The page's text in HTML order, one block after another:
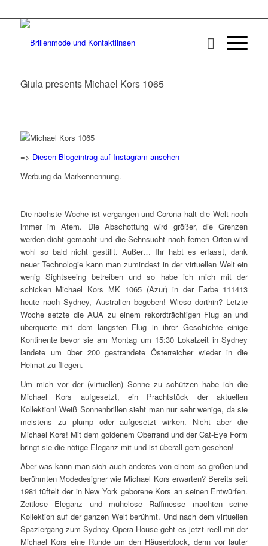
Giula presents Michael Kors 1065
=> Diesen Blogeintrag auf Instagram ansehen
Werbung da Markennennung.
Die nächste Woche ist vergangen und Corona hält die Welt noch
immer im Atem. Die Abschottung wird größer, die Grenzen
werden dicht gemacht und die Sehnsucht nach fernen Orten wird
wohl so bald nicht gestillt. Außer… Ihr habt es erfasst, dank
neuer Technologie kann man zumindest in der virtuellen Welt ein
wenig Sightseeing betreiben und so habe ich mich mit der
schicken Michael Kors MK 1065 (Azur) in der Farbe 111413
heute nach Sydney, Australien begeben! Wieso dorthin? Letzte
Woche setzte die AUA zu einem rekordträchtigen Flug an und
überquerte mit dem längsten Flug in ihrer Geschichte einige
Kontinente bevor sie am Montag um 15:30 Lokalzeit in Sydney
landete um über 200 gestrandete Österreicher wieder in die
Heimat zu fliegen.
Um mich vor der (virtuellen) Sonne zu schützen habe ich die
Michael Kors aufgesetzt, ein Prachtstück der aktuellen
Kollektion! Weiß Sonnenbrillen sieht man nur sehr wenige, da sie
meistens zu plump oder aufgesetzt wirken. Nicht aber die
Michael Kors! Mit dem goldenem Oberrand und der Cat-Eye Form
bringt sie die nötige Eleganz mit und ist überall gern gesehen!
Aber was kann man sich auch anderes von einem so großen und
berühmten Modedesigner wie Michael Kors erwarten? Bereits seit
1981 tüftelt der in New York geborene Kors an seinen Entwürfen.
Zeitlose Eleganz und mühelose Raffinesse machten seine
Kollektion auf der ganzen Welt berühmt. Und nach dem virtuellen
Spaziergang zum Sydney Opera House geht es jetzt reell mit der
Michael Kors eine Runde um den Häuserblock, denn vor lauter